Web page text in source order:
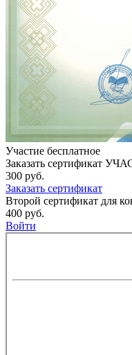
Участие бесплатное
Заказать сертификат
300 руб.
Заказать сертификат
Второй сертификат для
400 руб.
Войти